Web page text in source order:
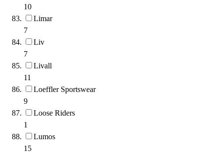
10
Limar
7
Liv
7
Livall
11
Loeffler Sportswear
9
Loose Riders
1
Lumos
15